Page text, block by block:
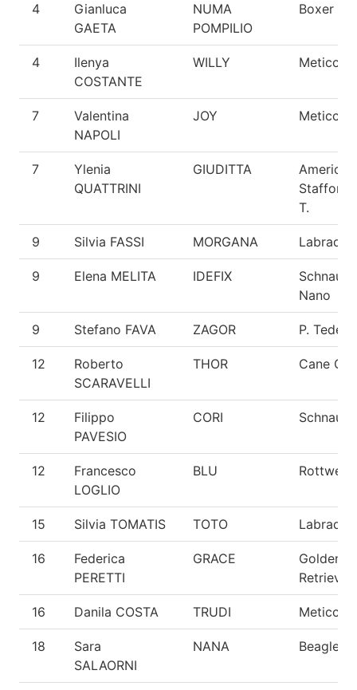
4
Gianluca
GAETA
NUMA
POMPILIO
Boxer
4
Ilenya
COSTANTE
WILLY Meticcio
7
Valentina
NAPOLI
JOY Meticcio
7
Ylenia
QUATTRINI
GIUDITTA
American
T.
9 Silvia FASSI MORGANA Labrador
9 Elena MELITA IDEFIX
Nano
9 Stefano FAVA ZAGOR P.
12
Roberto
SCARAVELLI
THOR Cane
12
Filippo
PAVESIO
CORI
12
Francesco
LOGLIO
BLU
15 Silvia TOMATIS TOTO Labrador
16
Federica
PERETTI
GRACE
Golden
Retriever
16 Danila COSTA TRUDI Meticcio
18
Sara
SALAORNI
NANA Beagle